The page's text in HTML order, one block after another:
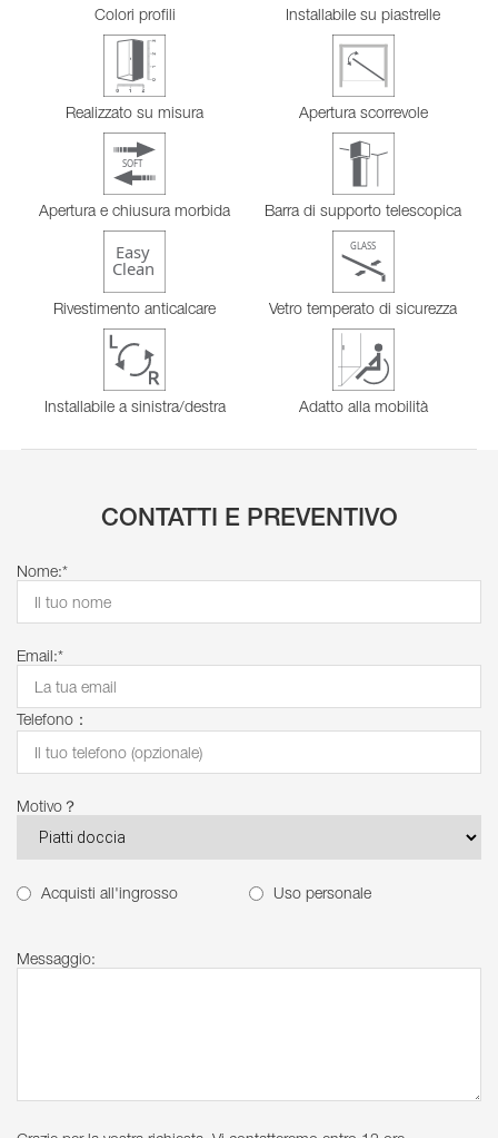
Colori profili Installabile su piastrelle
Realizzato su misura Apertura scorrevole
Apertura e chiusura morbida Barra di supporto telescopica
Rivestimento anticalcare Vetro temperato di sicurezza
Installabile a sinistra/destra Adatto alla mobilità
CONTATTI E PREVENTIVO
Nome:*
Email:*
Telefono：
Motivo？
Acquisti all'ingrosso Uso personale
Messaggio: